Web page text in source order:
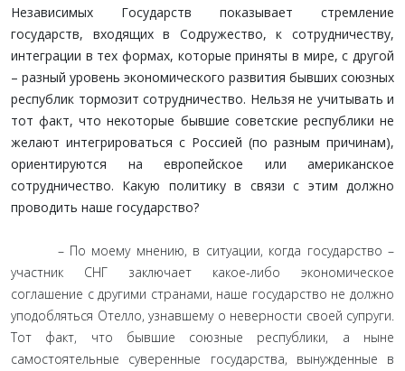
Независимых Государств показывает стремление
государств, входящих в Содружество, к сотрудничеству,
интеграции в тех формах, которые приняты в мире, с другой
– разный уровень экономического развития бывших союзных
республик тормозит сотрудничество. Нельзя не учитывать и
тот факт, что некоторые бывшие советские республики не
желают интегрироваться с Россией (по разным причинам),
ориентируются на европейское или американское
сотрудничество. Какую политику в связи с этим должно
проводить наше государство?
– По моему мнению, в ситуации, когда государство –
участник СНГ заключает какое-либо экономическое
соглашение с другими странами, наше государство не должно
уподобляться Отелло, узнавшему о неверности своей супруги.
Тот факт, что бывшие союзные республики, а ныне
самостоятельные суверенные государства, вынужденные в